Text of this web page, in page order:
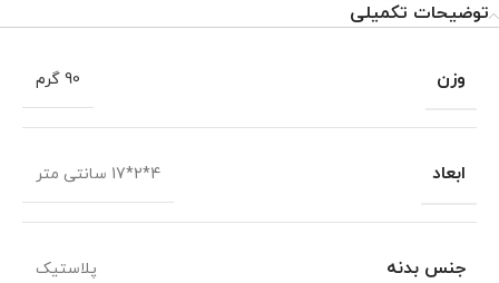
توضیحات تکمیلی
وزن 90 گرم
ابعاد 4*2*17 سانتی متر
جنس بدنه پلاستیک